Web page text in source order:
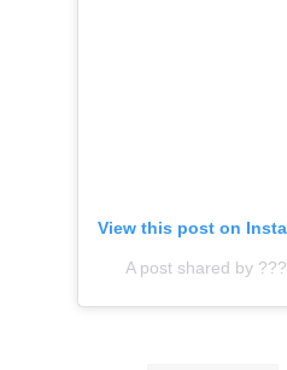
View this post on
A post shared by